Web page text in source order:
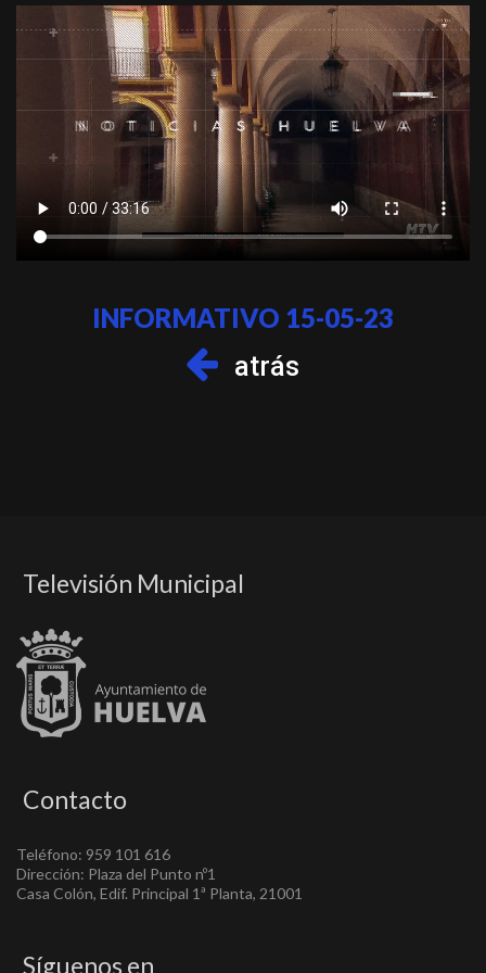
INFORMATIVO 15-05-23
atrás
Televisión Municipal
Contacto
Teléfono: 959 101 616
Dirección: Plaza del Punto nº1
Casa Colón, Edif. Principal 1ª Planta, 21001
Síguenos en